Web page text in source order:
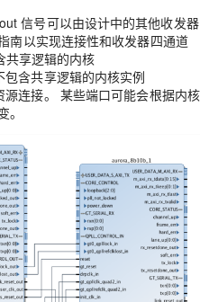
信号可以由设计中的其他收发器
南以实现连接性和收发器四通道
共享逻辑的内核
含共享逻辑的内核实例
连接。 某些端口可能会根据内核